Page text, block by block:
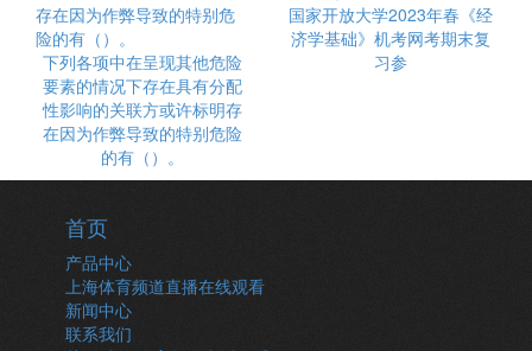
下列各项中在呈现其他危险
要素的情况下存在具有分配
性影响的关联方或许标明存
在因为作弊导致的特别危险
的有（）。
国家开放大学2023年春《经
济学基础》机考网考期末复
习参
首页
产品中心
上海体育频道直播在线观看
新闻中心
联系我们